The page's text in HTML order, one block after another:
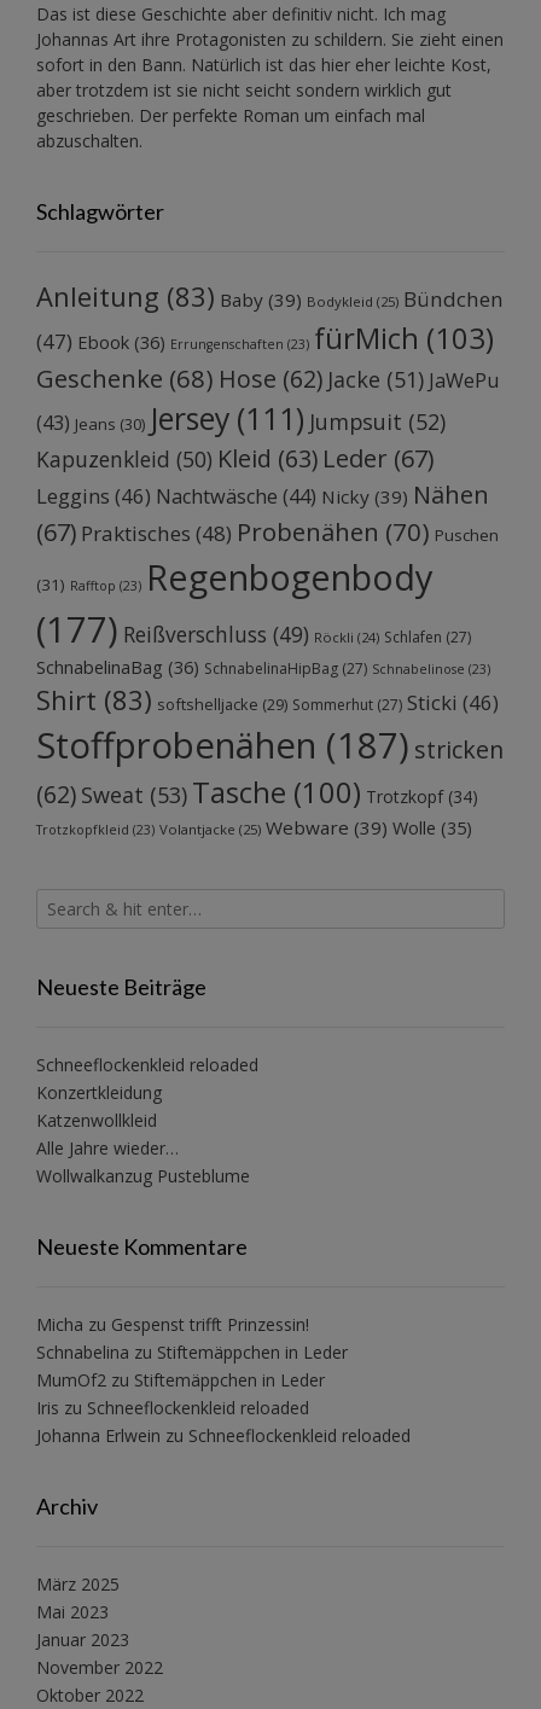
Das ist diese Geschichte aber definitiv nicht. Ich mag
Johannas Art ihre Protagonisten zu schildern. Sie zieht einen
sofort in den Bann. Natürlich ist das hier eher leichte Kost,
aber trotzdem ist sie nicht seicht sondern wirklich gut
geschrieben. Der perfekte Roman um einfach mal
abzuschalten.
Schlagwörter
Anleitung (83) Baby (39) Bodykleid (25) Bündchen
(47) Ebook (36) Errungenschaften (23) fürMich (103)
Geschenke (68) Hose (62) Jacke (51) JaWePu
(43) Jeans (30) Jersey (111) Jumpsuit (52)
Kapuzenkleid (50) Kleid (63) Leder (67)
Leggins (46) Nachtwäsche (44) Nicky (39) Nähen
(67) Praktisches (48) Probenähen (70) Puschen
(31) Rafftop (23) Regenbogenbody
(177) Reißverschluss (49) Röckli (24) Schlafen (27)
SchnabelinaBag (36) SchnabelinaHipBag (27) Schnabelinose (23)
Shirt (83) softshelljacke (29) Sommerhut (27) Sticki (46)
Stoffprobenähen (187) stricken
(62) Sweat (53) Tasche (100) Trotzkopf(34)
Trotzkopfkleid (23) Volantjacke (25) Webware (39) Wolle (35)
Neueste Beiträge
Schneeflockenkleid reloaded
Konzertkleidung
Katzenwollkleid
Alle Jahre wieder…
Wollwalkanzug Pusteblume
Neueste Kommentare
Micha zu Gespenst trifft Prinzessin!
Schnabelina zu Stiftemäppchen in Leder
MumOf2 zu Stiftemäppchen in Leder
Iris zu Schneeflockenkleid reloaded
Johanna Erlwein zu Schneeflockenkleid reloaded
Archiv
März 2025
Mai 2023
Januar 2023
November 2022
Oktober 2022